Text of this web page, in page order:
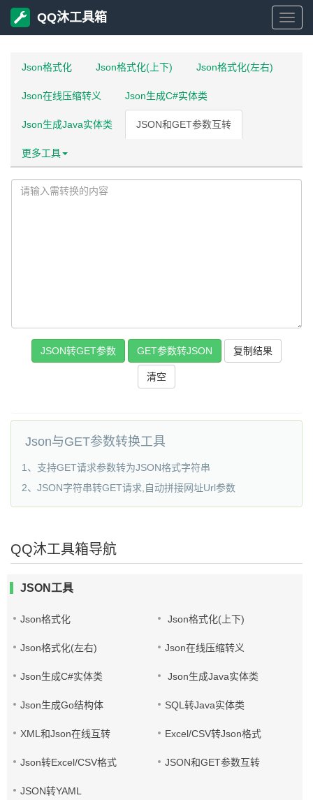
QQ
箱
QQ沐工具箱
Json格式化 Json格式化(上下) Json格式化(左右)
Json在线压缩转义 Json生成C#实体类
Json生成Java实体类 JSON和GET参数互转
更多工具
JSON转GET参数 GET参数转JSON 复制结果
Json与GET参数转换工具
1、支持GET请求参数转为JSON格式字符串
2、JSON字符串转GET请求,自动拼接网址Url参数
QQ沐工具箱导航
JSON工具
Json格式化 Json格式化(上下)
Json格式化(左右) Json在线压缩转义
Json生成C#实体类 Json生成Java实体类
Json生成Go结构体 SQL转Java实体类
XML和Json在线互转 Excel/CSV转Json格式
Json转Excel/CSV格式 JSON和GET参数互转
JSON转YAML